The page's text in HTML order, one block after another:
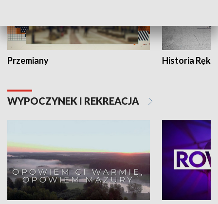
Przemiany Historia Ręką
WYPOCZYNEK I REKREACJA